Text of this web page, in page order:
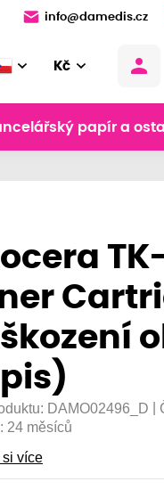
info@damedis.cz
Kč
papír a
DAMO02496_D
24 měsíců
si více